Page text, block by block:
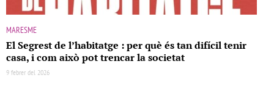
MARESME
El Segrest de l’habitatge : per què és tan difícil tenir
casa, i com això pot trencar la societat
9 febrer del 2026